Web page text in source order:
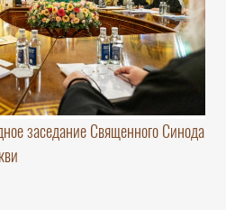
заседание Священного Синода